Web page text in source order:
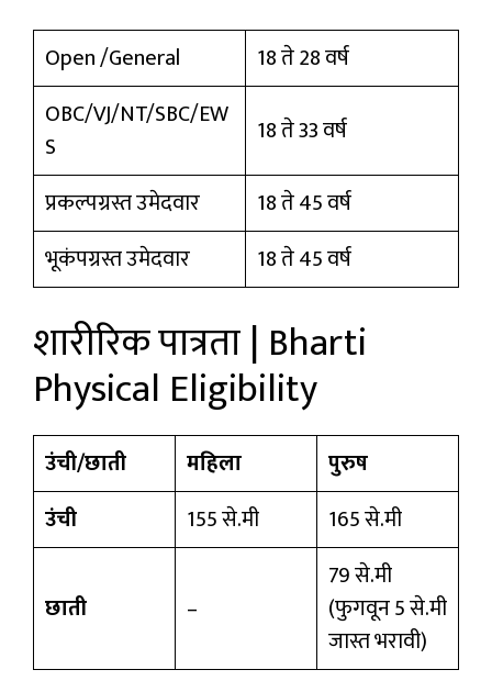
Open /General
18 ते 28 वर्ष
OBC/VJ/NT/SBC/EW
S
18 ते 33 वर्ष
प्रकल्पग्रस्त उमेदवार
18 ते 45 वर्ष
भूकंपग्रस्त उमेदवार
18 ते 45 वर्ष
शारीरिक पात्रता | Bharti
Physical Eligibility
उंची/छाती महिला
पुरुष
उंची
155 से.मी 165 से.मी
छाती –
79 से.मी
(फुगवून 5 से.मी
जास्त भरावी)